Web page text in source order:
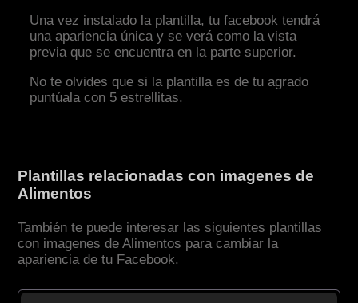
Una vez instalado la plantilla, tu facebook tendrá
una apariencia única y se verá como la vista
previa que se encuentra en la parte superior.
No te olvides que si la plantilla es de tu agrado
puntúala con 5 estrellitas.
Plantillas relacionadas con imagenes de
Alimentos
También te puede interesar las siguientes plantillas
con imagenes de Alimentos para cambiar la
apariencia de tu Facebook.